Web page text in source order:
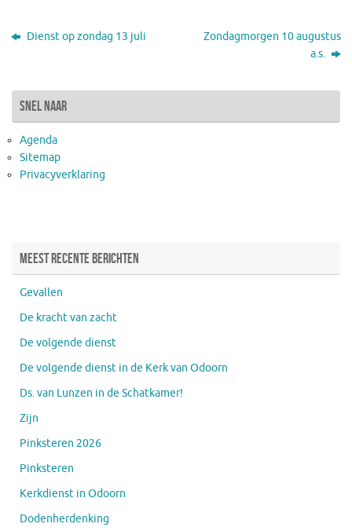
Dienst op zondag 13 juli
Zondagmorgen 10 augustus
a.s.
snel naar
Agenda
Sitemap
Privacyverklaring
Meest recente berichten
Gevallen
De kracht van zacht
De volgende dienst
De volgende dienst in de Kerk van Odoorn
Ds. van Lunzen in de Schatkamer!
Zijn
Pinksteren 2026
Pinksteren
Kerkdienst in Odoorn
Dodenherdenking